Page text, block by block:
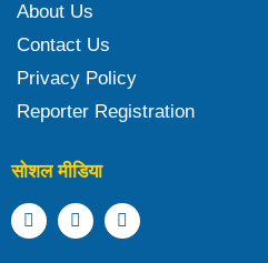
About Us
Contact Us
Privacy Policy
Reporter Registration
सोशल मीडिया